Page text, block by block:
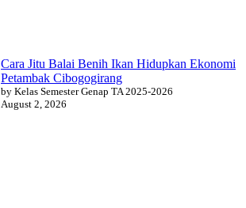
Cara Jitu Balai Benih Ikan Hidupkan Ekonomi
Petambak Cibogogirang
by Kelas Semester Genap TA 2025-2026
August 2, 2026